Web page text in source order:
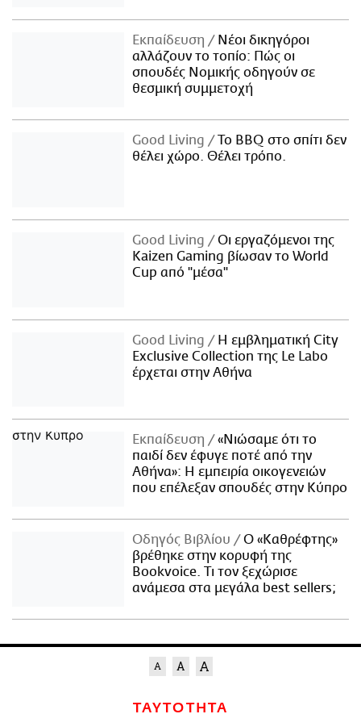
Εκπαίδευση
Νέοι δικηγόροι
αλλάζουν το τοπίο: Πώς οι
σπουδές Νομικής οδηγούν σε
θεσμική συμμετοχή
Good Living
Το BBQ στο σπίτι δεν
θέλει χώρο. Θέλει τρόπο.
Good Living
Οι εργαζόμενοι της
Kaizen Gaming βίωσαν το World
Cup από "μέσα"
Good Living
Η εμβληματική City
Exclusive Collection της Le Labo
έρχεται στην Αθήνα
Εκπαίδευση
«Νιώσαμε ότι το
παιδί δεν έφυγε ποτέ από την
Αθήνα»: Η εμπειρία οικογενειών
που επέλεξαν σπουδές στην Κύπρο
Οδηγός Βιβλίου
Ο «Καθρέφτης»
βρέθηκε στην κορυφή της
Bookvoice. Τι τον ξεχώρισε
ανάμεσα στα μεγάλα best sellers;
ΤΑΥΤΟΤΗΤΑ